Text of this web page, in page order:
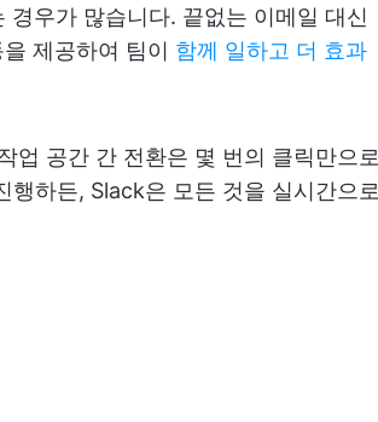
우가 많습니다. 끝없는 이메일 대신
제공하여 팀이 함께 일하고 더 효과
업 공간 간 전환은 몇 번의 클릭만으로
하든, Slack은 모든 것을 실시간으로